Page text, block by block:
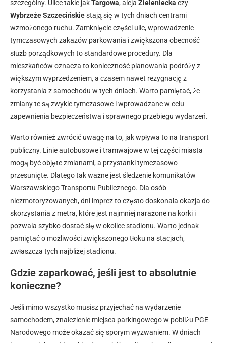
szczególny. Ulice takie jakTargowa, aleja Zieleniecka czy
Wybrzeże Szczecińskiestają się w tych dniach centrami
wzmożonego ruchu. Zamknięcie części ulic, wprowadzenie
tymczasowych zakazów parkowania i zwiększona obecność
służb porządkowych to standardowe procedury. Dla
mieszkańców oznacza to konieczność planowania podróży z
większym wyprzedzeniem, a czasem nawet rezygnację z
korzystania z samochodu w tych dniach. Warto pamiętać, że
zmiany te są zwykle tymczasowe i wprowadzane w celu
zapewnienia bezpieczeństwa i sprawnego przebiegu wydarzeń.
Warto również zwrócić uwagę na to, jak wpływa to na transport
publiczny. Linie autobusowe i tramwajowe w tej części miasta
mogą być objęte zmianami, a przystanki tymczasowo
przesunięte. Dlatego tak ważne jest śledzenie komunikatów
Warszawskiego Transportu Publicznego. Dla osób
niezmotoryzowanych, dni imprez to często doskonała okazja do
skorzystania z metra, które jest najmniej narażone na korki i
pozwala szybko dostać się w okolice stadionu. Warto jednak
pamiętać o możliwości zwiększonego tłoku na stacjach,
zwłaszcza tych najbliżej stadionu.
Gdzie zaparkować, jeśli jest to absolutnie
konieczne?
Jeśli mimo wszystko musisz przyjechać na wydarzenie
samochodem, znalezienie miejsca parkingowego w pobliżu PGE
Narodowego może okazać się sporym wyzwaniem. W dniach